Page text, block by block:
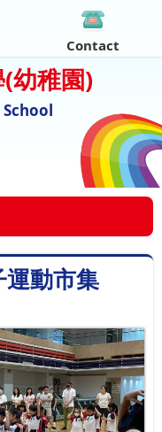
(幼稚園)
Contact
動市集